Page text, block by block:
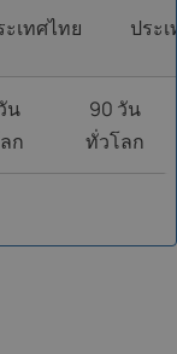
ะเทศไทย ประ
น
ก
90 วัน
ทั่วโลก